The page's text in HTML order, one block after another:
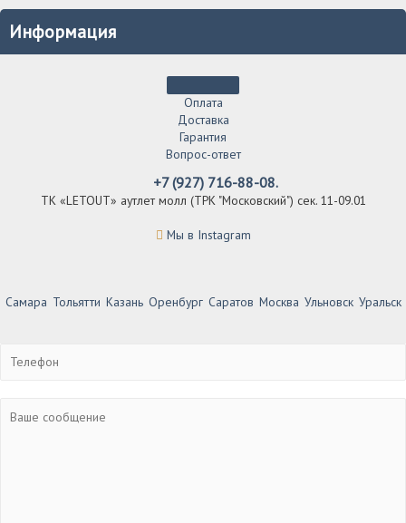
Информация
Оплата
Доставка
Гарантия
Вопрос-ответ
+7 (927) 716-88-08.
ТК «LETOUT» аутлет молл (ТРК "Московский") сек. 11-09.01
Мы в Instagram
Самара Тольятти Казань Оренбург Саратов Москва Ульновск Уральск